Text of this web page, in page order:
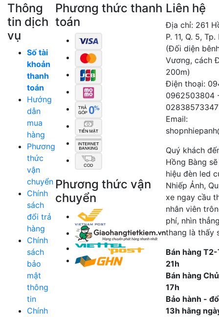
Thông
tin dịch
vụ
Số tài
khoản
thanh
toán
Hướng
dẫn
mua
hàng
Phương
thức
vận
chuyển
Chính
sách
đổi trả
hàng
Chính
sách
bảo
mật
thông
tin
Chính
Phương thức thanh
toán
Phương thức vận
chuyển
Liên hệ
Địa chỉ: 261
P. 11, Q. 5,
(Đối diện
Vương, cách
200m)
Điện thoại:
0962503804
02838573347
Email:
Quý khách
Hồng Bàng
hiệu đèn led
Nhiếp Ảnh,
xe ngay cầu
nhân viên
phí, nhìn
thang là thấy
Bán hàng
21h
Bán hàng
17h
Bảo hành -
13h hằng